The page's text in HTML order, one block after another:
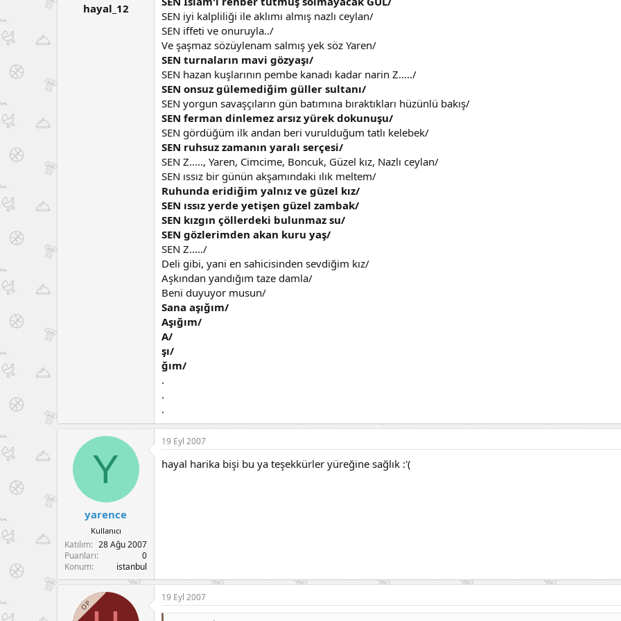
a
hayal_12
SEN iyi kalpliliği ile aklımı almış nazlı ceylan/
SEN iffeti ve onuruyla../
Ve şaşmaz sözüylenam salmış yek söz Yaren/
SEN turnaların mavi gözyaşı/
SEN hazan kuşlarının pembe kanadı kadar narin Z...../
SEN onsuz gülemediğim güller sultanı/
SEN yorgun savaşçıların gün batımına bıraktıkları hüzünlü bakış/
SEN ferman dinlemez arsız yürek dokunuşu/
SEN gördüğüm ilk andan beri vurulduğum tatlı kelebek/
SEN ruhsuz zamanın yaralı serçesi/
SEN Z....., Yaren, Cimcime, Boncuk, Güzel kız, Nazlı ceylan/
SEN ıssız bir günün akşamındaki ılık meltem/
Ruhunda eridiğim yalnız ve güzel kız/
SEN ıssız yerde yetişen güzel zambak/
SEN kızgın çöllerdeki bulunmaz su/
SEN gözlerimden akan kuru yaş/
SEN Z...../
Deli gibi, yani en sahicisinden sevdiğim kız/
Aşkından yandığım taze damla/
Beni duyuyor musun/
Sana aşığım/
Aşığım/
A/
şı/
ğım/
.
.
.
Y
yarence
Kullanıcı
Katılım
28 Ağu 2007
Puanları
0
Konum
istanbul
19 Eyl 2007
hayal harika bişi bu ya teşekkürler yüreğine sağlık :'(
OP
19 Eyl 2007